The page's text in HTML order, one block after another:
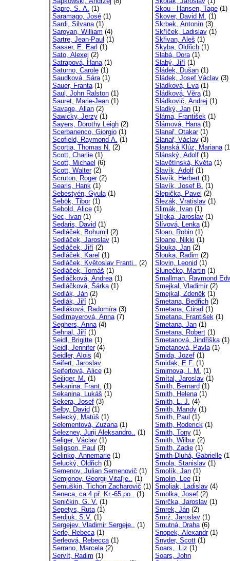
Sapre, S. A. (1)
Saramago, José(1)
Sardi, Silvana(1)
Saroyan, William (4)
Sartre, Jean-Paul (1)
Sasser, E. Earl (1)
Sato, Alexej (2)
Satrapová, Hana(1)
Saturno, Carole(1)
Saudková, Sára(1)
Sauer, Franta(1)
Saul, John Ralston(1)
Sauret, Marie-Jean(1)
Savage, Allan(2)
Sawicky, Jerzy(1)
Sayers, Dorothy Leigh(2)
Scerbanenco, Giorgio(1)
Scofield, Raymond A. (1)
Scortia, Thomas N. (2)
Scott, Charlie(1)
Scott, Michael (6)
Scott, Walter(2)
Scruton, Roger(2)
Searls, Hank(1)
Sebestyén, Gyula(1)
Sebök, Tibor(1)
Sebold, Alice(1)
Sec, Ivan(1)
Sedaris, David (1)
Sedláček, Bohumil (2)
Sedláček, Jaroslav(1)
Sedláček, Jiří(2)
Sedláček, Karel (1)
Sedláček, Květoslav Franti.. (2)
Sedláček, Tomáš (1)
Sedláčková, Andrea(1)
Sedláčková, Šárka(1)
Sedlák, Ján(2)
Sedlák, Jiří(1)
Sedláková, Radomíra(3)
Sedlmayerová, Anna(7)
Seghers, Anna(4)
Sehnal, Jiří(1)
Seidl, Brigitte(1)
Seidl, Jennifer(4)
Seidler, Alois (4)
Seifert, Jaroslav
Seifertová, Alice(1)
Seiliger, M. (1)
Sekanina, Frant. (1)
Sekanina, Lukáš (1)
Sekera, Josef(3)
Selby, David (1)
Selecký, Matúš (1)
Selementová, Zuzana(1)
Seleznev, Jurij Aleksandro.. (1)
Seliger, Václav(1)
Seligson, Paul (3)
Selinko, Annemarie(1)
Selucký, Oldřich(1)
Semenov, Julian Semenovič (1)
Semjonov, Georgij Vital'je.. (1)
Semuškin, Tichon Zacharovič (1)
Seneca, ca 4 př. Kr.-65 po.. (1)
Seničkin, G. V. (1)
Sepetys, Ruta(1)
Serdjuk, S.V. (1)
Sergejev, Vladimir Sergeje.. (1)
Serle, Rebeca(1)
Serleová, Rebecca(1)
Serrano, Marcela(2)
Servít, Radim (1)
Skou - Hansen, Tage(1)
Skover, David M. (1)
Skrbek, Antonín(3)
Skříček, Ladislav(1)
Skřivan, Aleš (1)
Skyba, Oldřich(1)
Slabá, Dora(1)
Slabý, Jiří(1)
Sládek, Dušan(1)
Sládek, Josef Václav(3)
Sládková, Eva(1)
Sládková, Věra(1)
Sládkovič, Andrej (1)
Sladký, Jan(1)
Sláma, František(1)
Slámová, Hana(1)
Slanař, Otakar(1)
Slanař, Václav(3)
Slanská Klúz, Mariana
Slánský, Adolf(1)
Slavětínská, Květa(1)
Slavík, Adolf(1)
Slavík, Herbert(1)
Slavík, Josef B. (1)
Slepička, Pavel (2)
Slezák, Vratislav(1)
Slimák, Ivan(1)
Slípka, Jaroslav(1)
Slívová, Lenka(1)
Sloan, Robin(1)
Sloane, Nikki (1)
Slouka, Jan(2)
Slouka, Radim (2)
Slovin, Leonid (1)
Slunečko, Martin(1)
Smallman, Raymond
Smejkal, Vladimír(2)
Smejkal, Zdeněk(1)
Smetana, Bedřich(2)
Smetana, Ctirad (1)
Smetana, František(1)
Smetana, Jan(1)
Smetana, Robert(1)
Smetanová, Jindřiška(1)
Smetanová, Pavla(1)
Smida, Jozef(1)
Smidak, E.F. (1)
Smirnova, I. M. (1)
Smítal, Jaroslav(1)
Smith, Bernard (1)
Smith, Helena(1)
Smith, L. J. (4)
Smith, Mandy(1)
Smith, Paul (1)
Smith, Roderick(1)
Smith, Tony(1)
Smith, Wilbur(2)
Smith, Zadie(1)
Smith-Dluhá, Gabrielle
Smola, Stanislav(1)
Smolík, Jan(1)
Smolin, Lee(1)
Smoljak, Ladislav(4)
Smolka, Josef(2)
Smrčka, Jaroslav(1)
Smrek, Ján(2)
Smrž, Jaroslav(1)
Smutná, Draha(6)
Snopek, Alexandr(1)
Snyder, Scott(1)
Soars, Liz (1)
Soars, John